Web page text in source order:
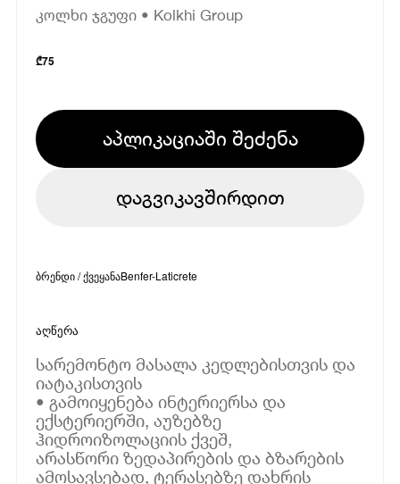
კოლხი ჯგუფი • Kolkhi Group
₾75
აპლიკაციაში შეძენა
დაგვიკავშირდით
ბრენდი / ქვეყანაBenfer-Laticrete
აღწერა
სარემონტო მასალა კედლებისთვის და
იატაკისთვის
• გამოიყენება ინტერიერსა და
ექსტერიერში, აუზებზე
ჰიდროიზოლაციის ქვეშ,
არასწორი ზედაპირების და ბზარების
ამოსავსებად, ტერასებზე დახრის